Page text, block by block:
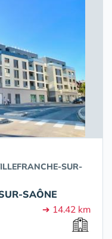
SUR-
SAÔNE
➔ 14.42 km